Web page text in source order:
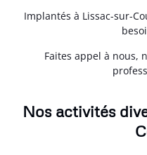
Implantés à Lissac-sur-
Faites appel à nous,
Nos activités